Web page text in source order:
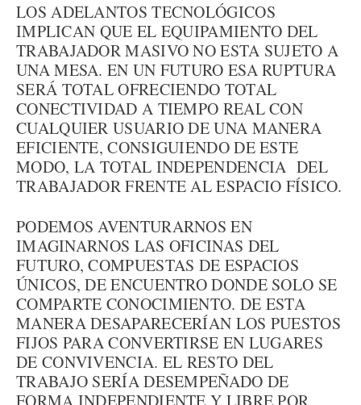
LOS ADELANTOS TECNOLÓGICOS
IMPLICAN QUE EL EQUIPAMIENTO DEL
TRABAJADOR MASIVO NO ESTA SUJETO A
UNA MESA. EN UN FUTURO ESA RUPTURA
SERÁ TOTAL OFRECIENDO TOTAL
CONECTIVIDAD A TIEMPO REAL CON
CUALQUIER USUARIO DE UNA MANERA
EFICIENTE, CONSIGUIENDO DE ESTE
MODO, LA TOTAL INDEPENDENCIA DEL
TRABAJADOR FRENTE AL ESPACIO FÍSICO.
PODEMOS AVENTURARNOS EN
IMAGINARNOS LAS OFICINAS DEL
FUTURO, COMPUESTAS DE ESPACIOS
ÚNICOS, DE ENCUENTRO DONDE SOLO SE
COMPARTE CONOCIMIENTO. DE ESTA
MANERA DESAPARECERÍAN LOS PUESTOS
FIJOS PARA CONVERTIRSE EN LUGARES
DE CONVIVENCIA. EL RESTO DEL
TRABAJO SERÍA DESEMPEÑADO DE
FORMA INDEPENDIENTE Y LIBRE POR